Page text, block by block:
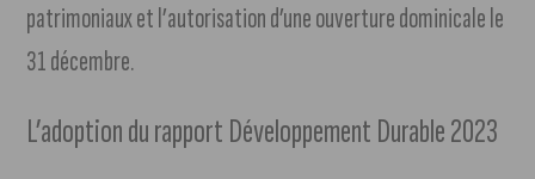
patrimoniaux et l’autorisation d’une ouverture dominicale le
31 décembre.
L’adoption du rapport Développement Durable 2023